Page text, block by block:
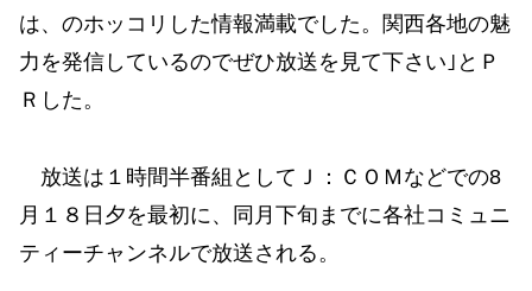
は、のホッコリした情報満載でした。関西各地の魅
力を発信しているのでぜひ放送を見て下さい｣とＰ
Ｒした。
放送は１時間半番組としてＪ：ＣＯＭなどでの8
月１８日夕を最初に、同月下旬までに各社コミュニ
ティーチャンネルで放送される。